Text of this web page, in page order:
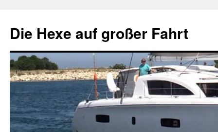
springen
Die Hexe auf großer Fahrt